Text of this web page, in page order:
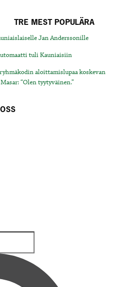
TRE MEST POPULÄRA
Jan Anderssonille
tuli Kauniaisiin
aloittamislupaa koskevan
“Olen tyytyväinen.”